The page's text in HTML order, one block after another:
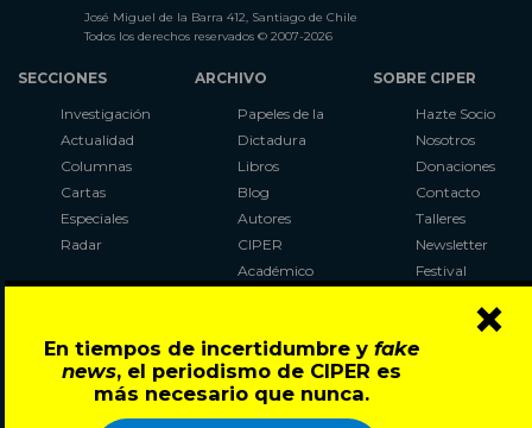
En tiempos de incertidumbre y fake
news, el periodismo de CIPER es
más necesario que nunca.
×
José Miguel de la Barra 412, Santiago de Chile
Todos los derechos reservados © 2007-2026
SECCIONES
Investigación
Actualidad
Columnas
Cartas
Especiales
Radar
ARCHIVO
Papeles de la
Dictadura
Libros
Blog
Autores
CIPER
Académico
Al Plebiscito
con CIPER
SOBRE CIPER
Hazte Socio
Nosotros
Donaciones
Contacto
Talleres
Newsletter
Festival